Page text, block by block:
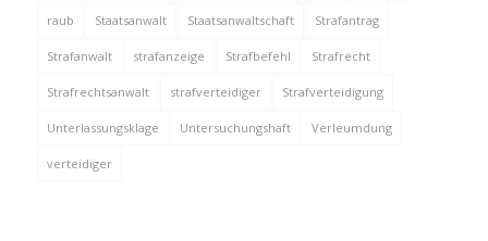
raub Staatsanwalt Staatsanwaltschaft Strafantrag
Strafanwalt strafanzeige Strafbefehl Strafrecht
Strafrechtsanwalt strafverteidiger Strafverteidigung
Unterlassungsklage Untersuchungshaft Verleumdung
verteidiger